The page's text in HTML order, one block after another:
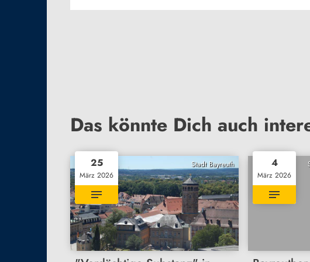
Das könnte Dich auch
Stadt Bayreuth
25
März 2026
4
März 2026